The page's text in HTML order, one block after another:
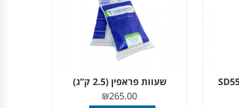
שעוות פראפין (2.5 ק”ג)
₪265.00